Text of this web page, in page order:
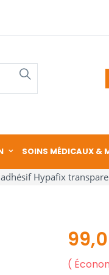
SOINS MÉDICAUX &
Hypafix